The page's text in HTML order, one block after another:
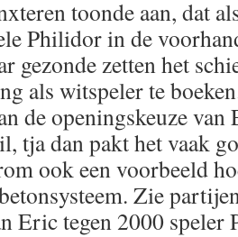
toonde aan, dat
Philidor in de
gezonde zetten het
als witspeler te
de openingskeuze
tja dan pakt het vaak
ook een voorbeeld
Zie
Eric tegen 2000 speler